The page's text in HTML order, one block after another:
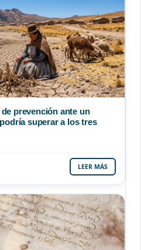
prevención ante un
superar a los tres
LEER MÁS